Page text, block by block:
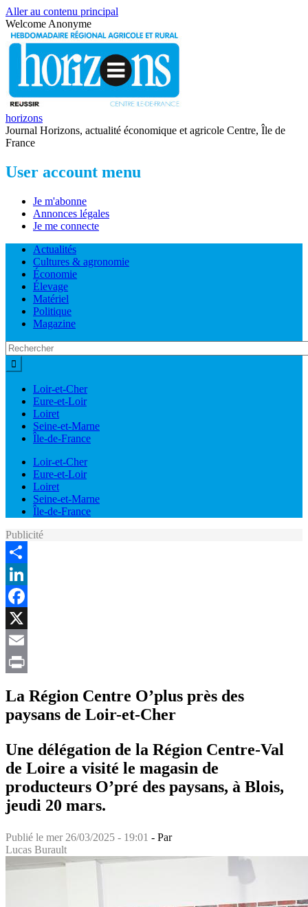
Aller au contenu principal
Welcome Anonyme
horizons
Journal Horizons, actualité économique et agricole Centre, Île de
France
User account menu
Je m'abonne
Annonces légales
Je me connecte
Actualités
Cultures & agronomie
Économie
Élevage
Matériel
Politique
Magazine
Loir-et-Cher
Eure-et-Loir
Loiret
Seine-et-Marne
Île-de-France
Loir-et-Cher
Eure-et-Loir
Loiret
Seine-et-Marne
Île-de-France
Publicité
Share
LinkedIn
Facebook
X
Email
La Région Centre O’plus près des
paysans de Loir-et-Cher
Une délégation de la Région Centre-Val
de Loire a visité le magasin de
producteurs O’pré des paysans, à Blois,
jeudi 20 mars.
Publié le mer 26/03/2025 - 19:01 - Par
Lucas Burault